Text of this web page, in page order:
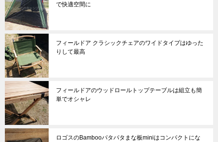
で快適空間に
フィールドア クラシックチェアのワイドタイプはゆった
りして最高
フィールドアのウッドロールトップテーブルは組立も簡
単でオシャレ
ロゴスのBambooパタパタまな板miniはコンパクトにな